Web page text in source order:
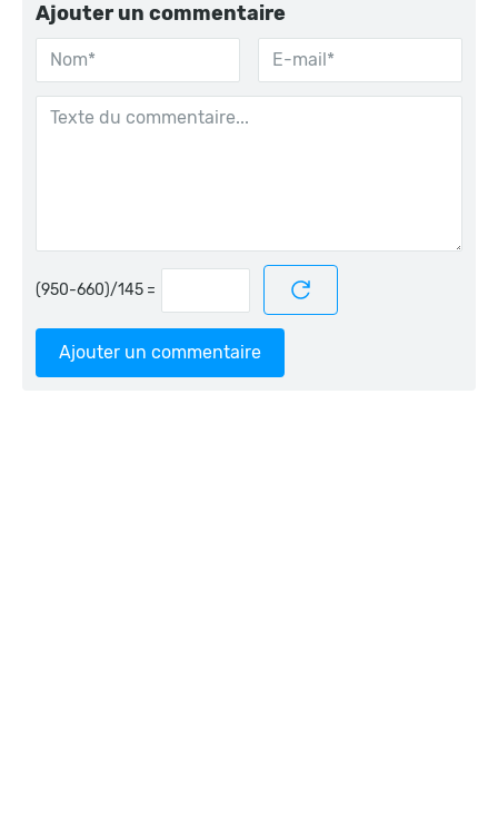
Ajouter un commentaire
=
Ajouter un commentaire